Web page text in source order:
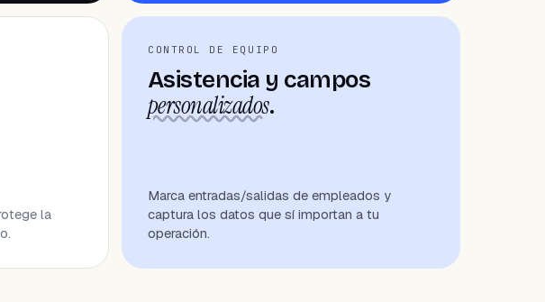
la
CONTROL DE EQUIPO
Asistencia y campos
personalizados.
Marca entradas/salidas de empleados y
captura los datos que sí importan a tu
operación.